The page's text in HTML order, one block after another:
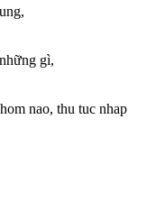
gì,
nao, thu tuc nhap